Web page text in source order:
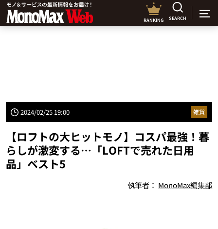
RANKING SEARCH
2024/02/25 19:00 雑貨
【ロフトの大ヒットモノ】コスパ最強！暮
らしが激変する…「LOFTで売れた日用
品」ベスト5
執筆者： MonoMax編集部